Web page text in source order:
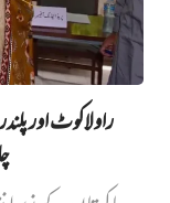
راولاکوٹ اور